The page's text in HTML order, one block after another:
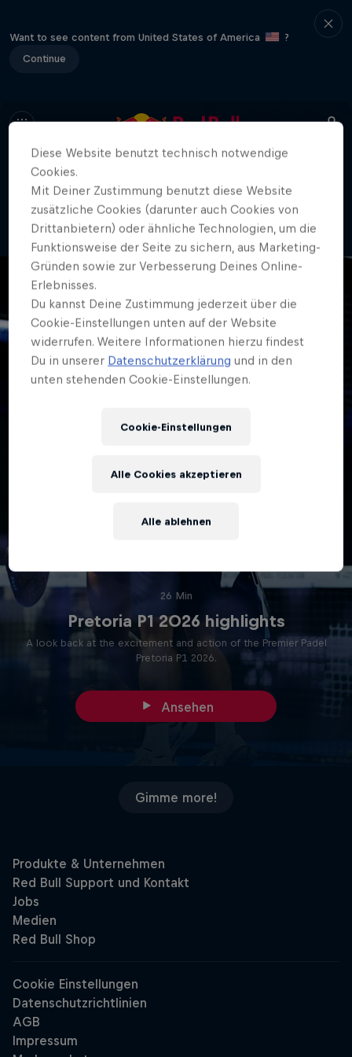
Want to see content from United States of America
?
Continue
404
Oh nein. Wo ist bloß die Seite
geblieben?!
26 Min
Pretoria P1 2026 highlights
A look back at the excitement and action of the Premier Padel
Pretoria P1 2026.
Ansehen
Gimme more!
Diese Website benutzt technisch notwendige
Cookies.
Mit Deiner Zustimmung benutzt diese Website
zusätzliche Cookies (darunter auch Cookies von
Drittanbietern) oder ähnliche Technologien, um die
Funktionsweise der Seite zu sichern, aus Marketing-
Gründen sowie zur Verbesserung Deines Online-
Erlebnisses.
Du kannst Deine Zustimmung jederzeit über die
Cookie-Einstellungen unten auf der Website
widerrufen. Weitere Informationen hierzu findest
Du in unserer Datenschutzerklärung und in den
unten stehenden Cookie-Einstellungen.
Cookie-Einstellungen
Alle ablehnen
Alle Cookies akzeptieren